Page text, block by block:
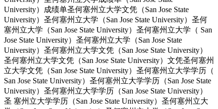
University）成绩单圣何塞州立大学文凭（San Jose State
University）圣何塞州立大学（San Jose State University）圣何
塞州立大学（San Jose State University）圣何塞州立大学（ San
Jose State University）圣何塞州立大学（San Jose State
University）圣何塞州立大学文凭（San Jose State University）
圣何塞州立大学文凭（San Jose State University）文凭圣何塞州
立大学文凭（San Jose State University）圣何塞州立大学学历（
San Jose State University）圣何塞州立大学学历（San Jose State
University）圣何塞州立大学学历（San Jose State University）
圣 塞州立大学学历（San Jose State University）圣何塞州立大